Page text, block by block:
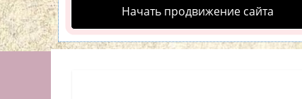
Начать продвижение сайта